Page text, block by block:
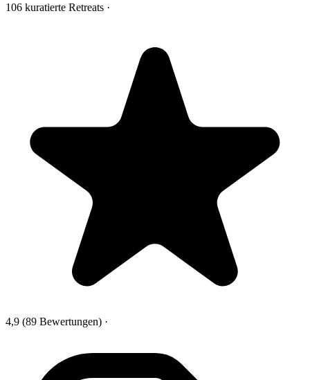
106 kuratierte Retreats ·
4,9 (89 Bewertungen) ·